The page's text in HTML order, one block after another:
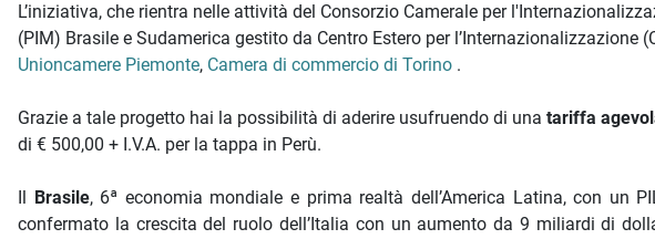
L’iniziativa, che rientra nelle attività del Consorzio Camerale per
(PIM) Brasile e Sudamerica gestito da Centro Estero per l’Internazionalizzazione
Unioncamere Piemonte, Camera di commercio di Torino .
Grazie a tale progetto hai la possibilità di aderire usufruendo di una tariffa
di € 500,00 + I.V.A. per la tappa in Perù.
Il Brasile, 6ª economia mondiale e prima realtà dell’America Latina, con un
confermato la crescita del ruolo dell’Italia con un aumento da 9 miliardi di